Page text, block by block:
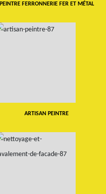
PEINTRE FERRONNERIE FER ET MÉTAL
ARTISAN PEINTRE